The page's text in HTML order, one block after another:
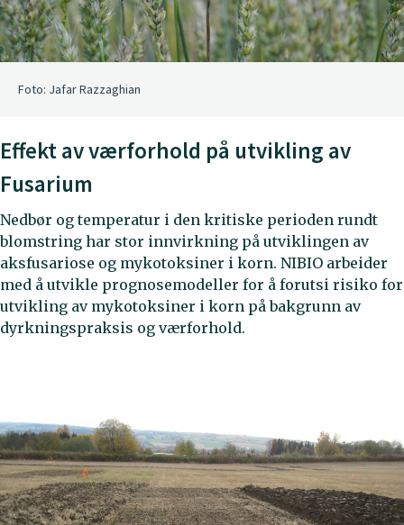
Foto: Jafar Razzaghian
Effekt av værforhold på utvikling av
Fusarium
Nedbør og temperatur i den kritiske perioden rundt
blomstring har stor innvirkning på utviklingen av
aksfusariose og mykotoksiner i korn. NIBIO arbeider
med å utvikle prognosemodeller for å forutsi risiko for
utvikling av mykotoksiner i korn på bakgrunn av
dyrkningspraksis og værforhold.